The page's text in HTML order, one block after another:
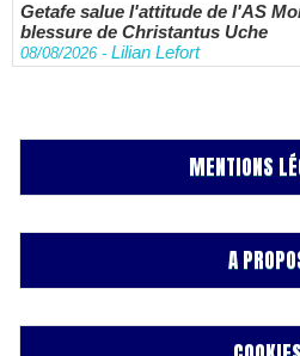
Getafe salue l'attitude de l'AS
blessure de Christantus Uche
08/08/2026 - Lilian Lefort
MENTIONS
A